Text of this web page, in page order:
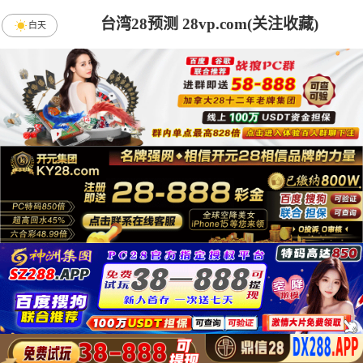
台湾28预测 28vp.com(关注收藏)
白天